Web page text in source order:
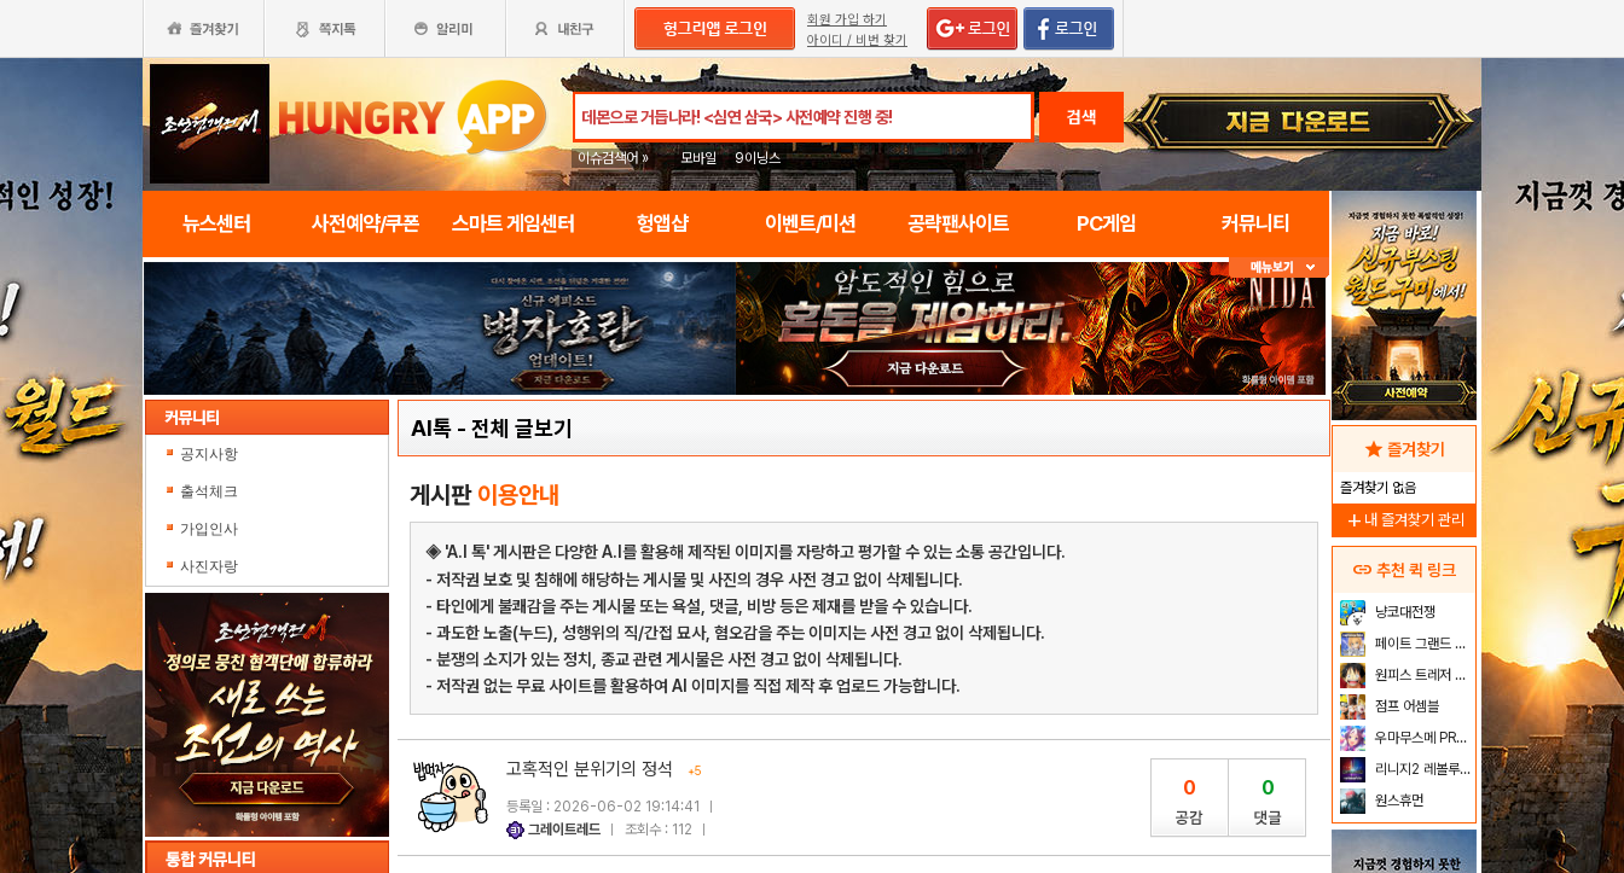
회원 가입 하기
아이디 / 비번 찾기
검색
이슈검색어 » 모바일 9이닝스
뉴스센터 사전예약/쿠폰 스마트 게임센터 헝앱샵 이벤트/미션 공략팬사이트 PC게임 커뮤니티
공지사항
출석체크
가입인사
사진자랑
AI톡 - 전체 글보기
게시판이용안내
◈ 'A.I 톡' 게시판은 다양한 A.I를 활용해 제작된 이미지를 자랑하고 평가할 수 있는 소통 공간입니다.
- 저작권 보호 및 침해에 해당하는 게시물 및 사진의 경우 사전 경고 없이 삭제됩니다.
- 타인에게 불쾌감을 주는 게시물 또는 욕설, 댓글, 비방 등은 제재를 받을 수 있습니다.
- 과도한 노출(누드), 성행위의 직/간접 묘사, 혐오감을 주는 이미지는 사전 경고 없이 삭제됩니다.
- 분쟁의 소지가 있는 정치, 종교 관련 게시물은 사전 경고 없이 삭제됩니다.
- 저작권 없는 무료 사이트를 활용하여 AI 이미지를 직접 제작 후 업로드 가능합니다.
고혹적인 분위기의 정석 +5
0 0
등록일 : 2026-06-02 19:14:41
그레이트레드
조회수 : 112
star 즐겨찾기
즐겨찾기 없음
add 내 즐겨찾기 관리
link 추천 퀵 링크
냥코대전쟁
페이트 그랜드 오더
원피스 트레저 크루즈
점프 어셈블
우마무스메 PRETTY DERBY
리니지2 레볼루션
원스휴먼